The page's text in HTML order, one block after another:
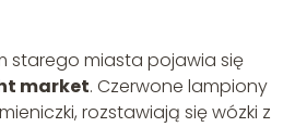
starego miasta pojawia się
market. Czerwone lampiony
rozstawiają się wózki z